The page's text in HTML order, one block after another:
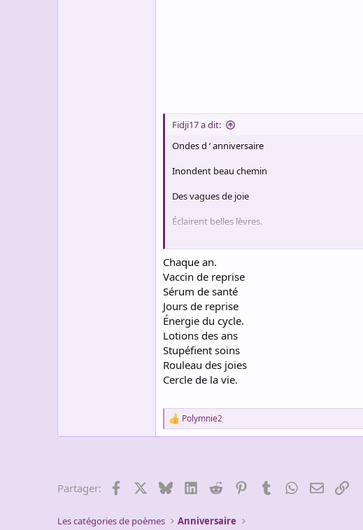
Fidji17 a dit:
Ondes d ‘ anniversaire
Inondent beau chemin
Des vagues de joie
Éclairent belles lèvres.
Grand feu d ‘ horizon
Cerne grands désirs
Le sourire des étoiles
Scintille d ‘ un avenir.
Chaque an.
Vaccin de reprise
Sérum de santé
Jours de reprise
Énergie du cycle.
Lotions des ans
Stupéfient soins
Rouleau des joies
Cercle de la vie.
R
e
o
Polymnie2
Partager: Facebook BlueskyLinkedInReddit PinterestTumblrWhatsApp
EmailLien
Les catégories de poèmes Anniversaire